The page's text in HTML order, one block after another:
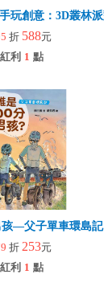
玩創意：3D叢林派
折 588元
紅利 1 點
孩—父子單車環島記
折 253元
紅利 1 點